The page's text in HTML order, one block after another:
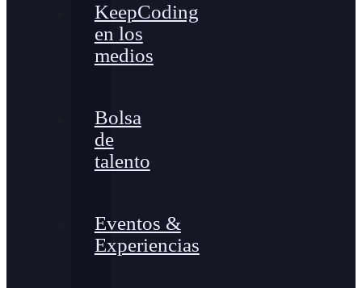
KeepCoding
en los
medios
Bolsa
de
talento
Eventos &
Experiencias